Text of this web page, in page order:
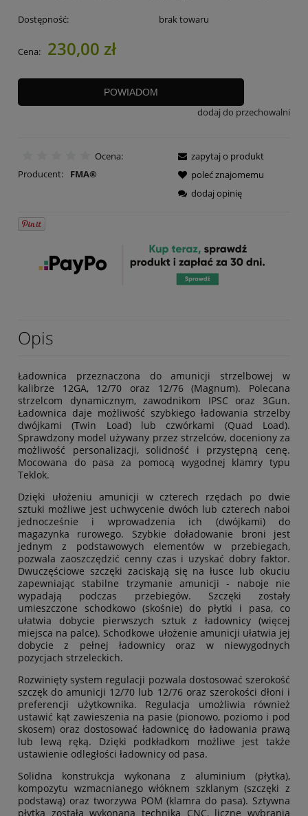
Dostępność: brak towaru
Cena: 230,00 zł
POWIADOM
dodaj do przechowalni
Ocena:
Producent:
FMA®
zapytaj o produkt
poleć znajomemu
dodaj opinię
Opis
Ładownica przeznaczona do amunicji strzelbowej w
kalibrze 12GA, 12/70 oraz 12/76 (Magnum). Polecana
strzelcom dynamicznym, zawodnikom IPSC oraz 3Gun.
Ładownica daje możliwość szybkiego ładowania strzelby
dwójkami (Twin Load) lub czwórkami (Quad Load).
Sprawdzony model używany przez strzelców, doceniony za
możliwość personalizacji, solidność i przystępną cenę.
Mocowana do pasa za pomocą wygodnej klamry typu
Teklok.
Dzięki ułożeniu amunicji w czterech rzędach po dwie
sztuki możliwe jest uchwycenie dwóch lub czterech naboi
jednocześnie i wprowadzenia ich (dwójkami) do
magazynka rurowego. Szybkie doładowanie broni jest
jednym z podstawowych elementów w przebiegach,
pozwala zaoszczędzić cenny czas i uzyskać dobry faktor.
Dwuczęściowe szczęki zaciskają się na łusce lub okuciu
zapewniając stabilne trzymanie amunicji - naboje nie
wypadają podczas przebiegów. Szczęki zostały
umieszczone schodkowo (skośnie) do płytki i pasa, co
ułatwia dobycie pierwszych sztuk z ładownicy (więcej
miejsca na palce). Schodkowe ułożenie amunicji ułatwia jej
dobycie z pełnej ładownicy oraz w niewygodnych
pozycjach strzeleckich.
Rozwinięty system regulacji pozwala dostosować szerokość
szczęk do amunicji 12/70 lub 12/76 oraz szerokości dłoni i
preferencji użytkownika. Regulacja umożliwia również
ustawić kąt zawieszenia na pasie (pionowo, poziomo i pod
skosem) oraz dostosować ładownicę do ładowania prawą
lub lewą ręką. Dzięki podkładkom możliwe jest także
ustawienie odległości ładownicy od pasa.
Solidna konstrukcja wykonana z aluminium (płytka),
kompozytu wzmacnianego włóknem szklanym (szczęki z
podstawą) oraz tworzywa POM (klamra do pasa). Sztywna
płytka została wykonana techniką CNC, liczne wybrania